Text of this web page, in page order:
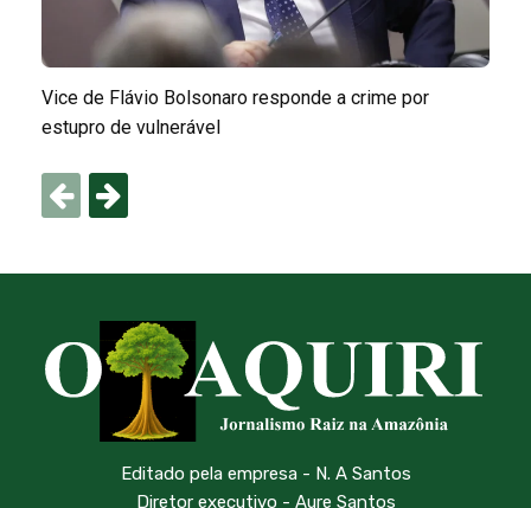
Vice de Flávio Bolsonaro responde a crime por
estupro de vulnerável
Editado pela empresa - N. A Santos
Diretor executivo - Aure Santos